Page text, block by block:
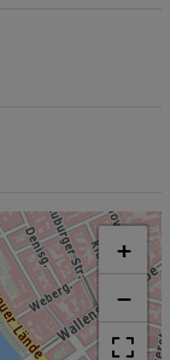
+
−